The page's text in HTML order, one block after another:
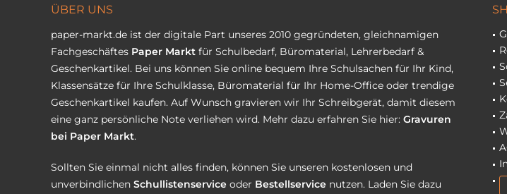
ÜBER UNS
paper-markt.de ist der digitale Part unseres 2010 gegründeten, gleichnamigen
Fachgeschäftes Paper Markt für Schulbedarf, Büromaterial, Lehrerbedarf &
Geschenkartikel. Bei uns können Sie online bequem Ihre Schulsachen für Ihr Kind,
Klassensätze für Ihre Schulklasse, Büromaterial für Ihr Home-Office oder trendige
Geschenkartikel kaufen. Auf Wunsch gravieren wir Ihr Schreibgerät, damit diesem
eine ganz persönliche Note verliehen wird. Mehr dazu erfahren Sie hier: Gravuren
bei Paper Markt.
Sollten Sie einmal nicht alles finden, können Sie unseren kostenlosen und
unverbindlichen Schullistenservice oder Bestellservice nutzen. Laden Sie dazu